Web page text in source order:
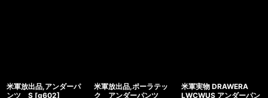
米軍放出品,アンダーパ
ンツ S [g602]
米軍放出品,ポーラテッ
ク アンダーパンツ
米軍実物 DRAWERA
LWCWUS アンダーパン